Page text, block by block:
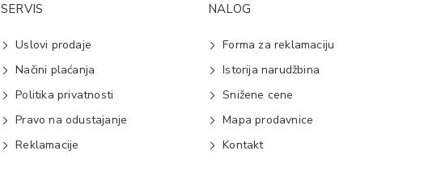
SERVIS
Uslovi prodaje
Načini plaćanja
Politika privatnosti
Pravo na odustajanje
Reklamacije
NALOG
Forma za reklamaciju
Istorija narudžbina
Snižene cene
Mapa prodavnice
Kontakt